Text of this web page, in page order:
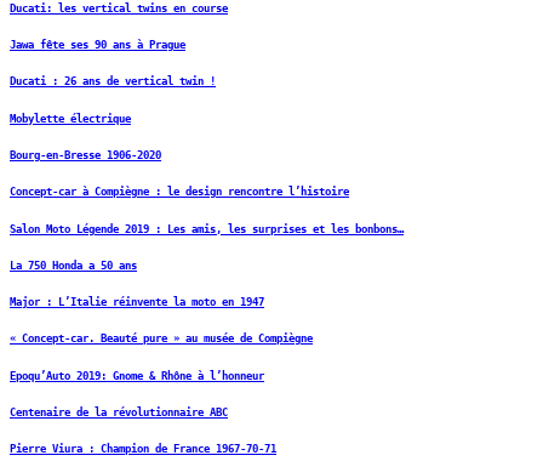
Ducati: les vertical twins en course
Jawa fête ses 90 ans à Prague
Ducati : 26 ans de vertical twin !
Mobylette électrique
Bourg-en-Bresse 1906-2020
Concept-car à Compiègne : le design rencontre l’histoire
Salon Moto Légende 2019 : Les amis, les surprises et les bonbons…
La 750 Honda a 50 ans
Major : L’Italie réinvente la moto en 1947
« Concept-car. Beauté pure » au musée de Compiègne
Epoqu’Auto 2019: Gnome & Rhône à l’honneur
Centenaire de la révolutionnaire ABC
Pierre Viura : Champion de France 1967-70-71